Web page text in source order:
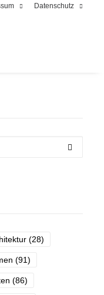
Datenschutz
(28)
(91)
(86)